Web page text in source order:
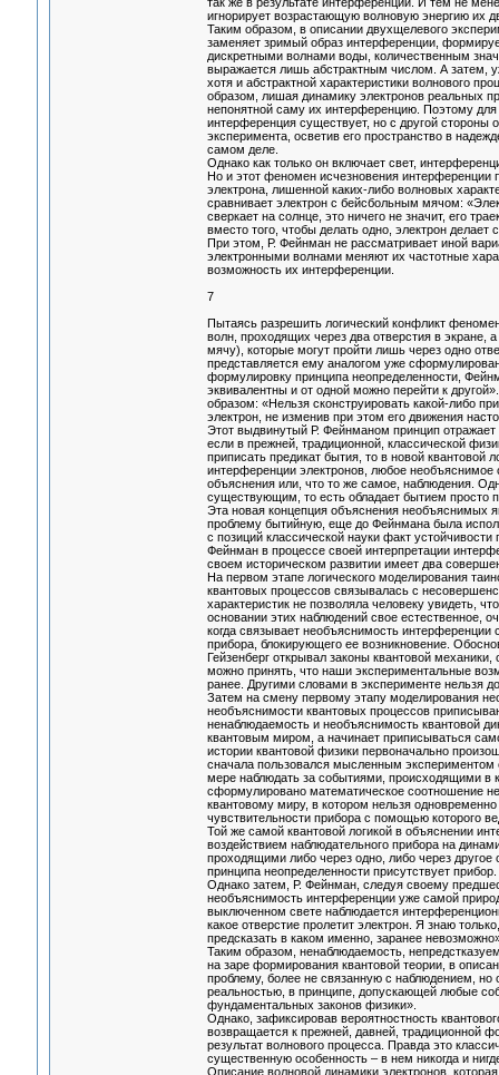
игнорирует возрастающую волновую энергию их
Таким образом, в описании двухщелевого
заменяет зримый образ интерференции,
дискретными волнами воды, количественным
выражается лишь абстрактным числом. А затем,
хотя и абстрактной характеристики волнового
образом, лишая динамику электронов реальных
непонятной саму их интерференцию. Поэтому для
интерференция существует, но с другой стороны
эксперимента, осветив его пространство в
самом деле.
Однако как только он включает свет,
Но и этот феномен исчезновения интерференции
электрона, лишенной каких-либо волновых
сравнивает электрон с бейсбольным мячом:
сверкает на солнце, это ничего не значит, его
вместо того, чтобы делать одно, электрон делает
При этом, Р. Фейнман не рассматривает иной
электронными волнами меняют их частотные
возможность их интерференции.
7
Пытаясь разрешить логический конфликт
волн, проходящих через два отверстия в экране,
мячу), которые могут пройти лишь через одно
представляется ему аналогом уже
формулировку принципа неопределенности,
эквивалентны и от одной можно перейти к
образом: «Нельзя сконструировать какой-либо
электрон, не изменив при этом его движения
Этот выдвинутый Р. Фейнманом принцип
если в прежней, традиционной, классической
приписать предикат бытия, то в новой квантовой
интерференции электронов, любое
объяснения или, что то же самое, наблюдения.
существующим, то есть обладает бытием
Эта новая концепция объяснения необъяснимых
проблему бытийную, еще до Фейнмана была
с позиций классической науки факт
Фейнман в процессе своей интерпретации
своем историческом развитии имеет два
На первом этапе логического моделирования
квантовых процессов связывалась с
характеристик не позволяла человеку увидеть,
основании этих наблюдений свое естественное,
когда связывает необъяснимость
прибора, блокирующего ее возникновение.
Гейзенберг открывал законы квантовой
можно принять, что наши экспериментальные
ранее. Другими словами в эксперименте нельзя
Затем на смену первому этапу моделирования
необъяснимости квантовых процессов
ненаблюдаемость и необъяснимость квантовой
квантовым миром, а начинает приписываться
истории квантовой физики первоначально
сначала пользовался мысленным экспериментом
мере наблюдать за событиями, происходящими в
сформулировано математическое соотношение
квантовому миру, в котором нельзя
чувствительности прибора с помощью которого
Той же самой квантовой логикой в объяснении
воздействием наблюдательного прибора на
проходящими либо через одно, либо через другое
принципа неопределенности присутствует
Однако затем, Р. Фейнман, следуя своему
необъяснимость интерференции уже самой
выключенном свете наблюдается
какое отверстие пролетит электрон. Я знаю
предсказать в каком именно, заранее
Таким образом, ненаблюдаемость,
на заре формирования квантовой теории, в
проблему, более не связанную с наблюдением,
реальностью, в принципе, допускающей любые
фундаментальных законов физики».
Однако, зафиксировав вероятностность
возвращается к прежней, давней, традиционной
результат волнового процесса. Правда это
существенную особенность – в нем никогда и
Описание волновой динамики электронов,